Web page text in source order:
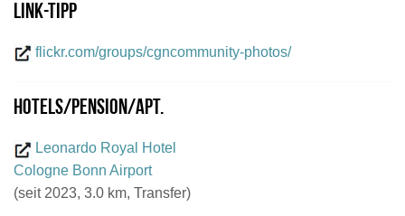
Link-Tipp
flickr.com/groups/cgncommunity-photos/
Hotels/Pension/Apt.
Leonardo Royal Hotel
Cologne Bonn Airport
(seit 2023, 3.0 km, Transfer)